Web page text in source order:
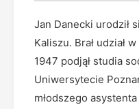
Jan Danecki urodził
Kaliszu. Brał udział
1947 podjął studia
Uniwersytecie
młodszego